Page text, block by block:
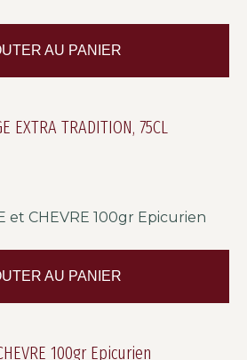
EXTRA TRADITION, 75CL
AU PANIER
100gr Epicurien
AU PANIER